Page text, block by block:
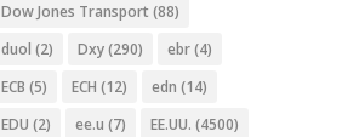
Dow Jones Transport (88)
duol (2) Dxy(290) ebr(4)
ECB (5) ECH (12) edn (14)
EDU (2) ee.u (7) EE.UU. (4500)